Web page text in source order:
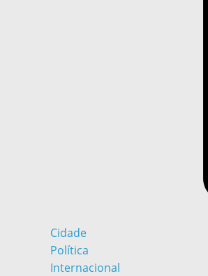
Cidade
Política
Internacional